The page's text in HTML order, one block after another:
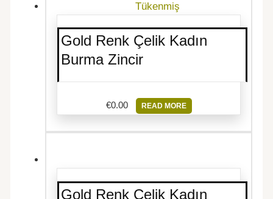
Tükenmiş
Gold Renk Çelik Kadın
Burma Zincir
€0.00 READ MORE
Gold Renk Çelik Kadın